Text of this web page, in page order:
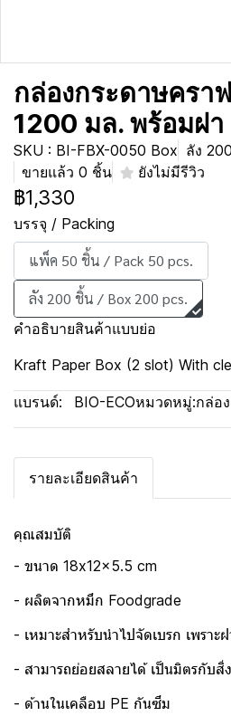
กล่องกระดาษครา
1200 มล. พร้อมฝา
SKU : BI-FBX-0050 Box ลัง
ขายแล้ว 0 ชิ้น
ยังไม่มีรีวิว
฿1,330
บรรจุ / Packing
แพ็ค 50 ชิ้น / Pack 50 pcs.
ลัง 200 ชิ้น / Box 200 pcs.
คำอธิบายสินค้าแบบย่อ
Kraft Paper Box (2 slot) With
แบรนด์: BIO-ECOหมวดหมู่:กล่อ
รายละเอียดสินค้า
คุณสมบัติ
- ขนาด 18x12x5.5 cm
- ผลิตจากหมึก Foodgrade
- เหมาะสำหรับนำไปจัดเบรก เพราะ
- สามารถย่อยสลายได้ เป็นมิตรกับสิ่
- ด้านในเคลือบ PE กันซึม